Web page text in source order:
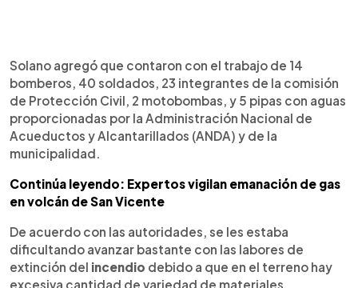
Solano agregó que contaron con el trabajo de 14
bomberos, 40 soldados, 23 integrantes de la comisión
de Protección Civil, 2 motobombas, y 5 pipas con aguas
proporcionadas por la Administración Nacional de
Acueductos y Alcantarillados (ANDA) y de la
municipalidad.
Continúa leyendo: Expertos vigilan emanación de gas
en volcán de San Vicente
De acuerdo con las autoridades, se les estaba
dificultando avanzar bastante con las labores de
extinción del incendio debido a que en el terreno hay
excesiva cantidad de variedad de materiales